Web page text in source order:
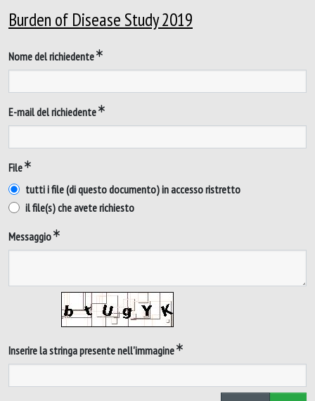
Burden of Disease Study 2019
Nome del richiedente
E-mail del richiedente
File
tutti i file (di questo documento) in accesso ristretto
il file(s) che avete richiesto
Messaggio
Inserire la stringa presente nell'immagine